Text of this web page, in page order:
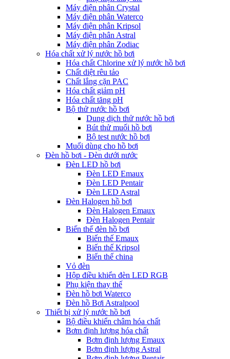
Máy điện phân Crystal
Máy điện phân Waterco
Máy điện phân Kripsol
Máy điện phân Astral
Máy điện phân Zodiac
Hóa chất xử lý nước hồ bơi
Hóa chất Chlorine xử lý nước hồ bơi
Chất diệt rêu tảo
Chất lắng cặn PAC
Hóa chất giảm pH
Hóa chất tăng pH
Bộ thử nước hồ bơi
Dung dịch thử nước hồ bơi
Bút thử muối hồ bơi
Bộ test nước hồ bơi
Muối dùng cho hồ bơi
Đèn hồ bơi - Đèn dưới nước
Đèn LED hồ bơi
Đèn LED Emaux
Đèn LED Pentair
Đèn LED Astral
Đèn Halogen hồ bơi
Đèn Halogen Emaux
Đèn Halogen Pentair
Biến thế đèn hồ bơi
Biến thế Emaux
Biến thế Kripsol
Biến thế china
Vỏ đèn
Hộp điều khiển đèn LED RGB
Phụ kiện thay thế
Đèn hồ bơi Waterco
Đèn hồ Bơi Astralpool
Thiết bị xử lý nước hồ bơi
Bộ điều khiển châm hóa chất
Bơm định lượng hóa chất
Bơm định lượng Emaux
Bơm định lượng Astral